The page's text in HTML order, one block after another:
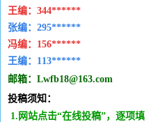
王编： 344******
张编：295******
冯编： 156******
王编： 113******
邮箱： Lwfb18@163.com
投稿须知：
1.网站点击“在线投稿”，逐项填